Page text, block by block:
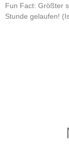
Fun Fact: Größter
Stunde gelaufen!